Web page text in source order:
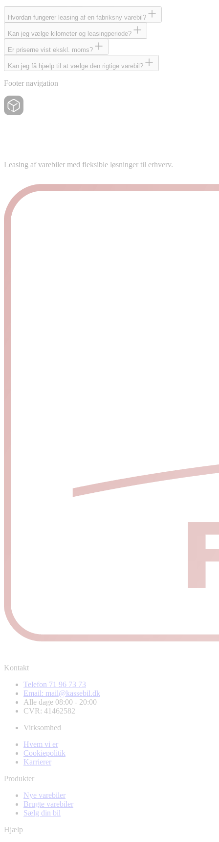
Hvordan fungerer leasing af en fabriksny varebil?
Kan jeg vælge kilometer og leasingperiode?
Er priserne vist ekskl. moms?
Kan jeg få hjælp til at vælge den rigtige varebil?
Footer navigation
Leasing af varebiler med fleksible løsninger til erhverv.
Kontakt
Telefon 71 96 73 73
Email: mail@kassebil.dk
Alle dage 08:00 - 20:00
CVR: 41462582
Virksomhed
Hvem vi er
Cookiepolitik
Karrierer
Produkter
Nye varebiler
Brugte varebiler
Sælg din bil
Hjælp